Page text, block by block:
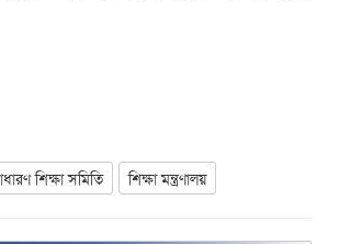
শিক্ষা সমিতি শিক্ষা মন্ত্রণালয়